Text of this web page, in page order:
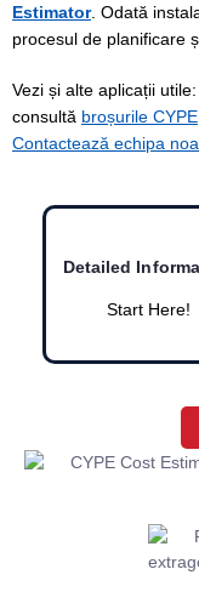
Estimator. Odată
procesul de planificare
Vezi și alte aplicații utile:
consultă broșurile CYPE
Contactează echipa
Detailed
Start Here!